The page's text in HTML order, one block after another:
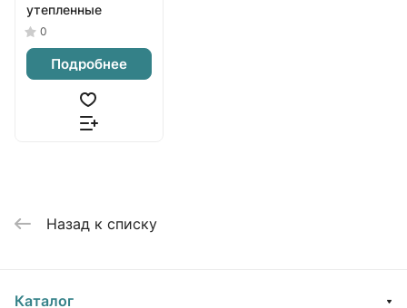
утепленные
0
Подробнее
Назад к списку
Каталог